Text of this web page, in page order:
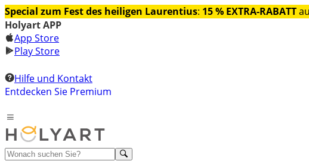
Special zum Fest des heiligen Laurentius: 15 % EXTRA-RABATT
Holyart APP
App Store
Play Store
Hilfe und Kontakt
Entdecken Sie Premium